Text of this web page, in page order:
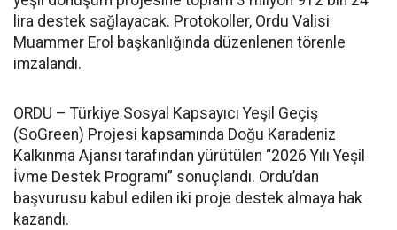
lira destek sağlayacak. Protokoller, Ordu Valisi
Muammer Erol başkanlığında düzenlenen törenle
imzalandı.
ORDU – Türkiye Sosyal Kapsayıcı Yeşil Geçiş
(SoGreen) Projesi kapsamında Doğu Karadeniz
Kalkınma Ajansı tarafından yürütülen “2026 Yılı Yeşil
İvme Destek Programı” sonuçlandı. Ordu’dan
başvurusu kabul edilen iki proje destek almaya hak
kazandı.